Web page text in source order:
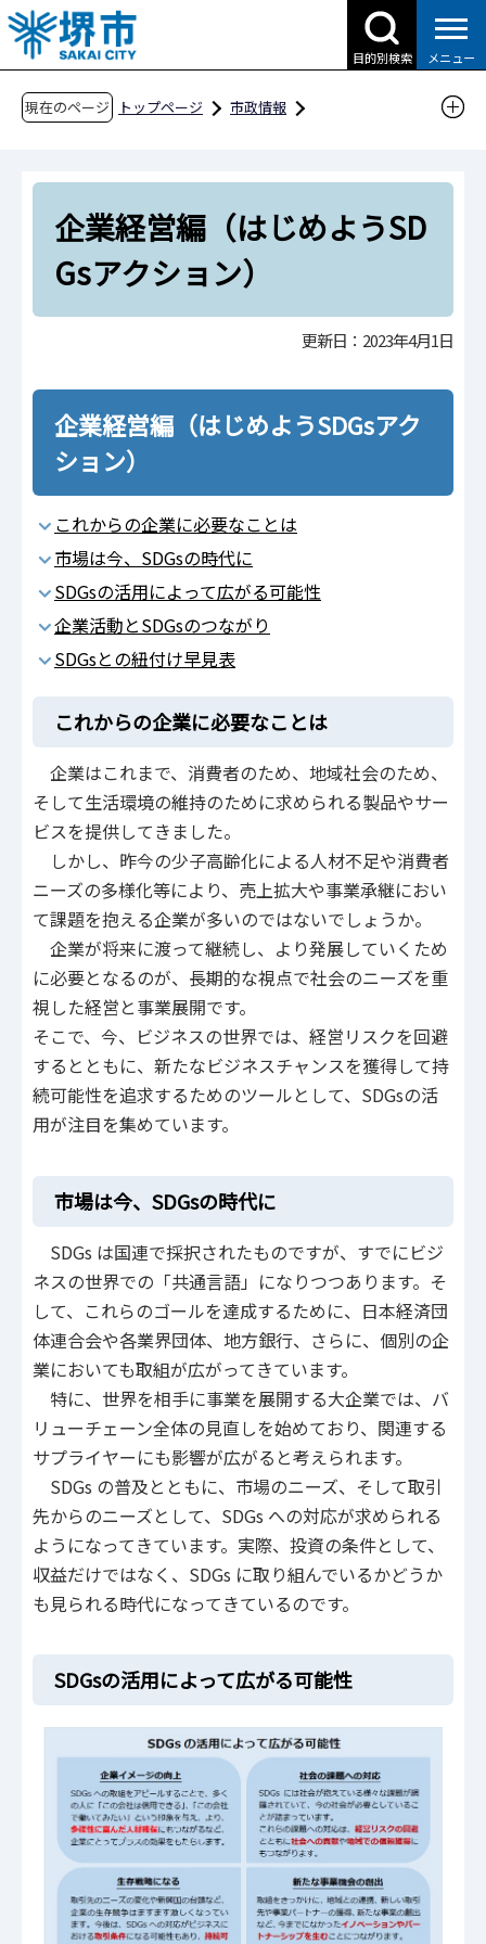
こ
の
ペ
目的別検索 メニュー
現在のページ トップページ
市政情報
企業経営編（はじめようSDGsアクション）
企業経営編（はじめようSD
Gsアクション）
更新日：2023年4月1日
企業経営編（はじめようSDGsアク
ション）
これからの企業に必要なことは
市場は今、SDGsの時代に
SDGsの活用によって広がる可能性
企業活動とSDGsのつながり
SDGsとの紐付け早見表
これからの企業に必要なことは
企業はこれまで、消費者のため、地域社会のため、
そして生活環境の維持のために求められる製品やサー
ビスを提供してきました。
しかし、昨今の少子高齢化による人材不足や消費者
ニーズの多様化等により、売上拡大や事業承継におい
て課題を抱える企業が多いのではないでしょうか。
企業が将来に渡って継続し、より発展していくため
に必要となるのが、長期的な視点で社会のニーズを重
視した経営と事業展開です。
そこで、今、ビジネスの世界では、経営リスクを回避
するとともに、新たなビジネスチャンスを獲得して持
続可能性を追求するためのツールとして、SDGsの活
用が注目を集めています。
市場は今、SDGsの時代に
SDGs は国連で採択されたものですが、すでにビジ
ネスの世界での「共通言語」になりつつあります。そ
して、これらのゴールを達成するために、日本経済団
体連合会や各業界団体、地方銀行、さらに、個別の企
業においても取組が広がってきています。
特に、世界を相手に事業を展開する大企業では、バ
リューチェーン全体の見直しを始めており、関連する
サプライヤーにも影響が広がると考えられます。
SDGs の普及とともに、市場のニーズ、そして取引
先からのニーズとして、SDGs への対応が求められる
ようになってきています。実際、投資の条件として、
収益だけではなく、SDGs に取り組んでいるかどうか
も見られる時代になってきているのです。
SDGsの活用によって広がる可能性